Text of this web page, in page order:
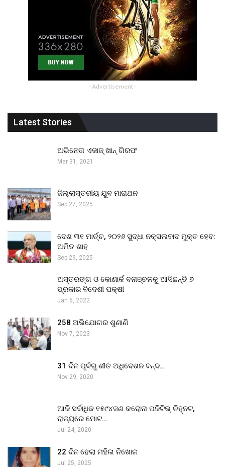
- Advertisement -
Latest Stories
ଅଭିନେତା ଏଜାଜ୍ ଖାନ୍ ଗିରଫ
Mar 31, 2021
ଜିଲ୍ଲାସ୍ତରୀୟ ଯୁବ ମାରାଥନ
Sep 27, 2025
ଦେଶ ୩୧ ମାର୍ଚ୍ଚ, ୨୦୨୬ ସୁଦ୍ଧା ନକ୍ସଲବାଦ ମୁକ୍ତ ହେବ:
ଅମିତ ଶାହ
Sep 29, 2025
ଅସ୍ତରଙ୍ଗ ଓ କୋଣାର୍କ ବନାଞ୍ଚଳକୁ ଆସିଛନ୍ତି ୭
ପ୍ରକାର ବିଦେଶୀ ପକ୍ଷୀ
Jan 6, 2022
258 ଅଭିଯୋଗର ଶୁଣାଣି
Nov 7, 2023
31 ଦିନ ପୂର୍ବରୁ ଶୀତ ଅଧିବେଶନ ବନ୍ଦ…
Nov 29, 2020
ଆଜି ସର୍ବାଧିକ ୧୫୯୪ଜଣ କରୋନା ପଜିଟିଭ୍ ଚିହ୍ନଟ,
ରାଜ୍ୟରେ ମୋଟ…
Jul 24, 2020
22 ଦିନ ହେଲା ମହିଳା ନିଖୋଜ
Jul 25, 2025